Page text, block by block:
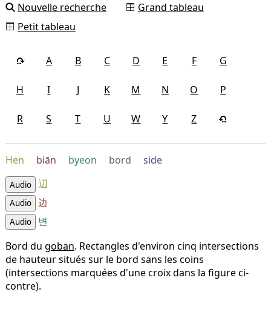
Nouvelle recherche
Grand tableau
Petit tableau
A B C D E F G
H I J K M N O P
R S T U W Y Z
Hen biān byeon bord side
Audio 辺
Audio 边
Audio
변
Bord du goban. Rectangles d'environ cinq intersections
de hauteur situés sur le bord sans les coins
(intersections marquées d'une croix dans la figure ci-
contre).